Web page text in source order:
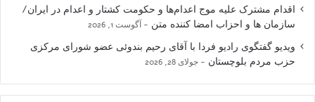
اقدام مشترک علیه موج اعدام‌ها و حکومت کشتار و اعدام در ایران/
سازمان ها و احزاب امضا کننده متن
آگوست 1, 2026
ویدیو گفتگوی رادیو فردا با آقای رحیم بندوئی عضو شورای مرکزی
حزب مردم بلوچستان
جولای 28, 2026